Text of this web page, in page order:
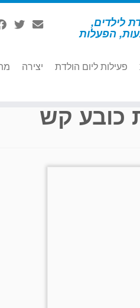
לילדים,
הפעלות
פעילות ליום הולדת יצירה
כובע קש